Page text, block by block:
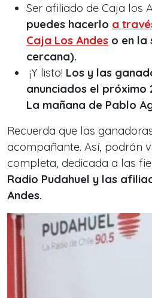
Ser afiliado de Caja los
puedes hacerlo a
Caja Los Andes o en la
cercana).
¡Y listo! Los y las
anunciados el próximo
La mañana de Pablo
Recuerda que las
acompañante. Así, podrán
completa, dedicada a las
Radio Pudahuel y las
Andes.